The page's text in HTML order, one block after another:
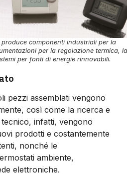
produce componenti industriali per la
per la regolazione termica, la
per fonti di energie rinnovabili.
pezzi assemblati vengono
così come la ricerca e
infatti, vengono
prodotti e costantemente
nonché le
ambiente,
elettroniche.